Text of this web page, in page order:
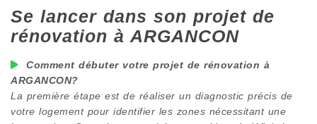
Se lancer dans son projet de
rénovation à ARGANCON
Comment débuter votre projet de rénovation à
ARGANCON?
La première étape est de réaliser un diagnostic précis de
votre logement pour identifier les zones nécessitant une